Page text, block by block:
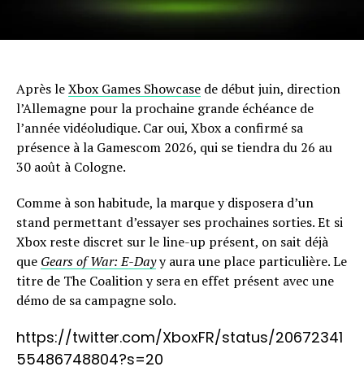
Après leXbox Games Showcase de début juin, direction
l’Allemagne pour la prochaine grande échéance de
l’année vidéoludique. Car oui, Xbox a confirmé sa
présence à la Gamescom 2026, qui se tiendra du 26 au
30 août à Cologne.
Comme à son habitude, la marque y disposera d’un
stand permettant d’essayer ses prochaines sorties. Et si
Xbox reste discret sur le line-up présent, on sait déjà
que Gears of War: E-Dayy aura une place particulière. Le
titre de The Coalition y sera en effet présent avec une
démo de sa campagne solo.
https://twitter.com/XboxFR/status/20672341
55486748804?s=20